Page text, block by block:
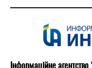
Інформаційне